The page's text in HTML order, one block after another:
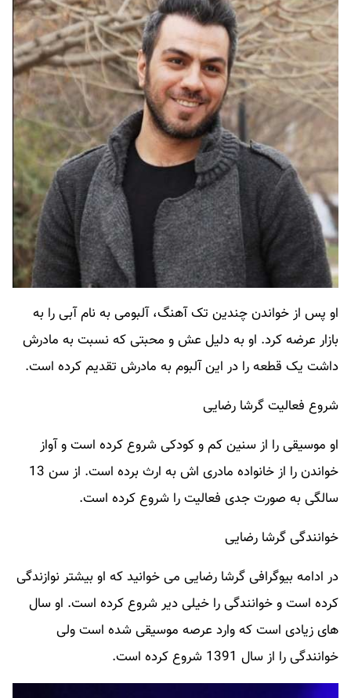
او پس از خواندن چندین تک آهنگ، آلبومی به نام آبی را به
بازار عرضه کرد. او به دلیل عش و محبتی که نسبت به مادرش
داشت یک قطعه را در این آلبوم به مادرش تقدیم کرده است.
شروع فعالیت گرشا رضایی
او موسیقی را از سنین کم و کودکی شروع کرده است و آواز
خواندن را از خانواده مادری اش به ارث برده است. از سن 13
سالگی به صورت جدی فعالیت را شروع کرده است.
خوانندگی گرشا رضایی
در ادامه بیوگرافی گرشا رضایی می خوانید که او بیشتر نوازندگی
کرده است و خوانندگی را خیلی دیر شروع کرده است. او سال
های زیادی است که وارد عرصه موسیقی شده است ولی
خوانندگی را از سال 1391 شروع کرده است.